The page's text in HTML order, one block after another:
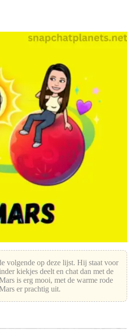
volgende op deze lijst. Hij staat voor
kiekjes deelt en chat dan met de
is erg mooi, met de warme rode
er prachtig uit.